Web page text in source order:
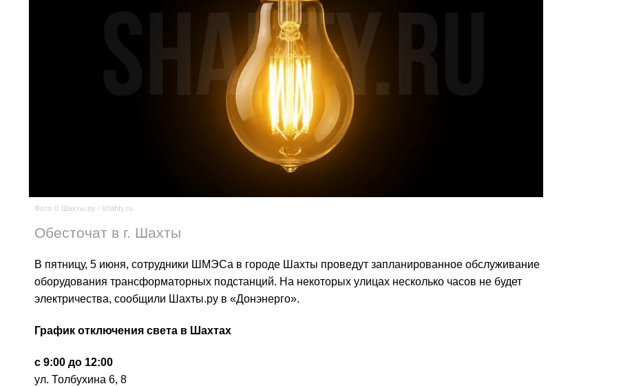
Фото © Шахты.ру / shahty.ru
Обесточат в г. Шахты
В пятницу, 5 июня, сотрудники ШМЭСа в городе Шахты проведут запланированное обслуживание
оборудования трансформаторных подстанций. На некоторых улицах несколько часов не будет
электричества, сообщили Шахты.ру в «Донэнерго».
График отключения света в Шахтах
с 9:00 до 12:00
ул. Толбухина 6, 8